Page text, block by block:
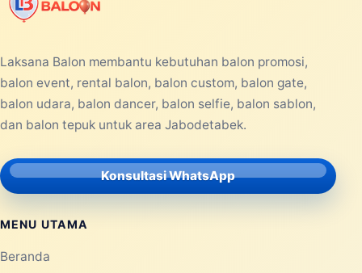
Laksana Balon membantu kebutuhan balon promosi,
balon event, rental balon, balon custom, balon gate,
balon udara, balon dancer, balon selfie, balon sablon,
dan balon tepuk untuk area Jabodetabek.
Konsultasi WhatsApp
MENU UTAMA
Beranda